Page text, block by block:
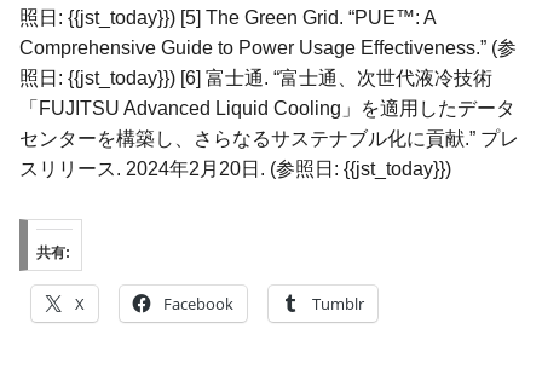
照日: {{jst_today}}) [5] The Green Grid. “PUE™: A
Comprehensive Guide to Power Usage Effectiveness.” (参
照日: {{jst_today}}) [6] 富士通. “富士通、次世代液冷技術
「FUJITSU Advanced Liquid Cooling」を適用したデータ
センターを構築し、さらなるサステナブル化に貢献.” プレ
スリリース. 2024年2月20日. (参照日: {{jst_today}})
共有:
X Facebook Tumblr